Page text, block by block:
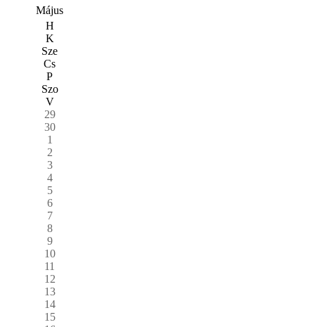
Május
H
K
Sze
Cs
P
Szo
V
29
30
1
2
3
4
5
6
7
8
9
10
11
12
13
14
15